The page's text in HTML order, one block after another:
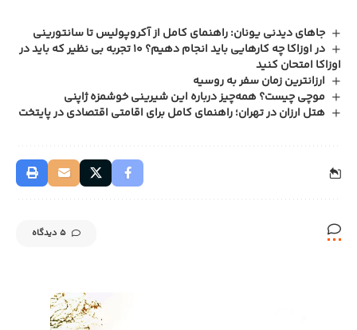
جاهای دیدنی یونان: راهنمای کامل از آکروپولیس تا سانتورینی
در اوزاکا چه کارهایی باید انجام دهیم؟ ۱۰ تجربه بی‌ نظیر که باید در
اوزاکا امتحان کنید
ارزانترین زمان سفر به روسیه
موچی چیست؟ همه‌چیز درباره این شیرینی خوشمزه ژاپنی
هتل ارزان در تهران؛ راهنمای کامل برای اقامتی اقتصادی در پایتخت
5 دیدگاه